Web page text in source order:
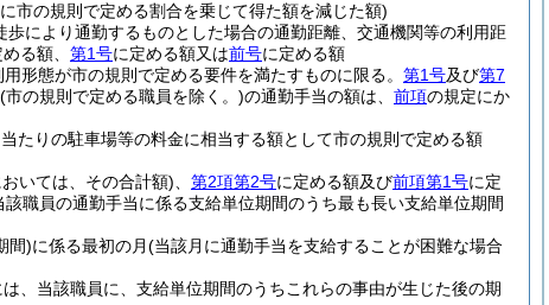
市の規則で定める割合を乗じて得た額を減じた額)
により通勤するものとした場合の通勤距離、交通機関等の利用距
る額、 第1号に定める額又は前号に定める額
形態が市の規則で定める要件を満たすものに限る。 第1号及び第7
(市の規則で定める職員を除く。)の通勤手当の額は、 前項の規定にか
りの駐車場等の料金に相当する額として市の規則で定める額
いては、その合計額) 第2項第2号に定める額及び前項第1号に定
職員の通勤手当に係る支給単位期間のうち最も長い支給単位期間
間)に係る最初の月(当該月に通勤手当を支給することが困難な場合
、当該職員に、支給単位期間のうちこれらの事由が生じた後の期